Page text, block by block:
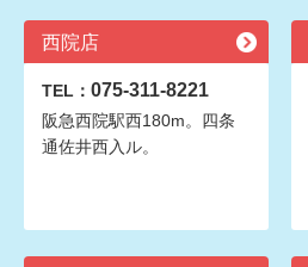
西院店
TEL： 075-311-8221
阪急西院駅西180m。四条
通佐井西入ル。